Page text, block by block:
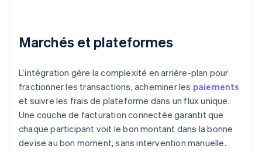
Marchés et plateformes
L’intégration gère la complexité en arrière-plan pour
fractionner les transactions, acheminer les paiements
et suivre les frais de plateforme dans un flux unique.
Une couche de facturation connectée garantit que
chaque participant voit le bon montant dans la bonne
devise au bon moment, sans intervention manuelle.